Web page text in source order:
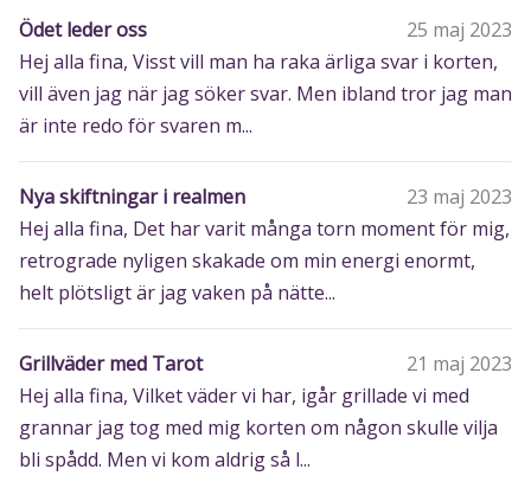
Ödet leder oss
25 maj 2023
Hej alla fina, Visst vill man ha raka ärliga svar i korten,
vill även jag när jag söker svar. Men ibland tror jag man
är inte redo för svaren m...
Nya skiftningar i realmen
23 maj 2023
Hej alla fina, Det har varit många torn moment för mig,
retrograde nyligen skakade om min energi enormt,
helt plötsligt är jag vaken på nätte...
Grillväder med Tarot
21 maj 2023
Hej alla fina, Vilket väder vi har, igår grillade vi med
grannar jag tog med mig korten om någon skulle vilja
bli spådd. Men vi kom aldrig så l...